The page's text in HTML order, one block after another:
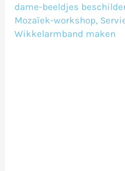
dame-beeldjes
Mozaïek-workshop,
Wikkelarmband maken